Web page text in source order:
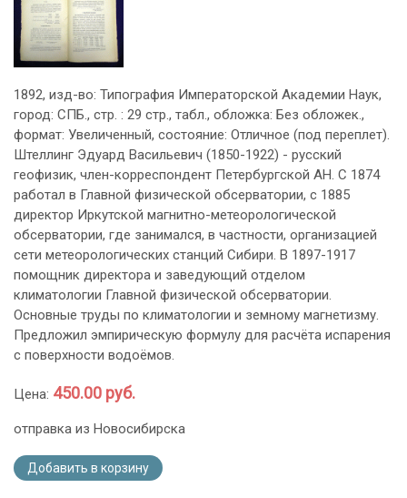
1892, изд-во: Типография Императорской Академии Наук,
город: СПБ., стр. : 29 стр., табл., обложка: Без обложек.,
формат: Увеличенный, состояние: Отличное (под переплет).
Штеллинг Эдуард Васильевич (1850-1922) - русский
геофизик, член-корреспондент Петербургской АН. С 1874
работал в Главной физической обсерватории, с 1885
директор Иркутской магнитно-метеорологической
обсерватории, где занимался, в частности, организацией
сети метеорологических станций Сибири. В 1897-1917
помощник директора и заведующий отделом
климатологии Главной физической обсерватории.
Основные труды по климатологии и земному магнетизму.
Предложил эмпирическую формулу для расчёта испарения
с поверхности водоёмов.
Цена: 450.00 руб.
отправка из Новосибирска
Добавить в корзину